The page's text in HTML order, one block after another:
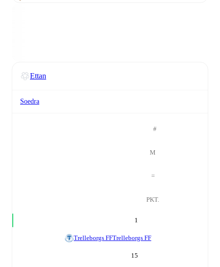
Ettan
Soedra
#
M
=
PKT.
1
Trelleborgs FFTrelleborgs FF
15